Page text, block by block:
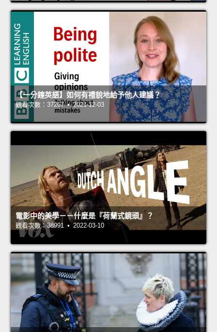
【一分鐘英語】如何有禮貌地給予他人建議？
觀看次數：37267 • 2021-12-03
電影中的美學－－什麼是『荷蘭式鏡頭』？
觀看次數：38991 • 2022-03-10